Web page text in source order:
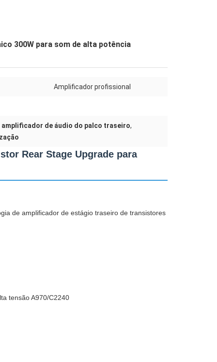
300W para som de alta potência
Amplificador profissional
amplificador de áudio do palco traseiro,
Rear Stage Upgrade para
de amplificador de estágio traseiro de transistores
tensão A970/C2240